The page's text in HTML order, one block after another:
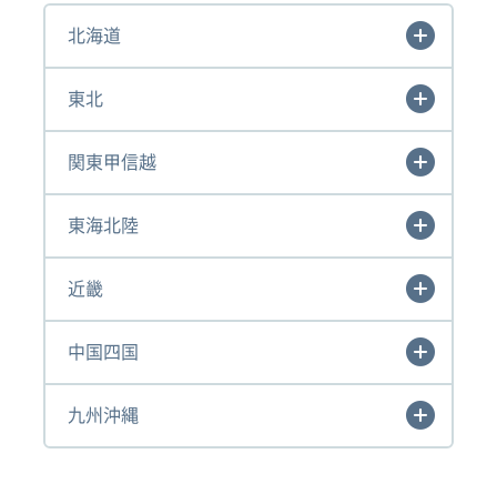
北海道
東北
関東甲信越
東海北陸
近畿
中国四国
九州沖縄